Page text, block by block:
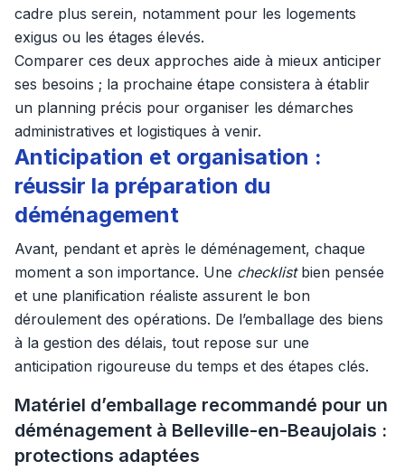
cadre plus serein, notamment pour les logements
exigus ou les étages élevés.
Comparer ces deux approches aide à mieux anticiper
ses besoins ; la prochaine étape consistera à établir
un planning précis pour organiser les démarches
administratives et logistiques à venir.
Anticipation et organisation :
réussir la préparation du
déménagement
Avant, pendant et après le déménagement, chaque
moment a son importance. Une checklistbien pensée
et une planification réaliste assurent le bon
déroulement des opérations. De l’emballage des biens
à la gestion des délais, tout repose sur une
anticipation rigoureuse du temps et des étapes clés.
Matériel d’emballage recommandé pour un
déménagement à Belleville-en-Beaujolais :
protections adaptées